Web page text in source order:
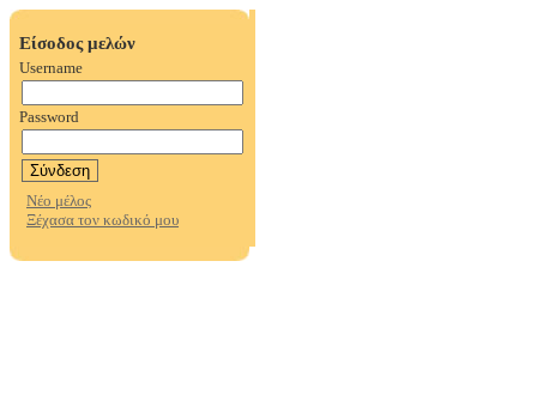
Είσοδος μελών
Username
Password
Νέο μέλος
Ξέχασα τον κωδικό μου